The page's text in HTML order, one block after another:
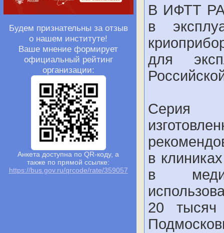
Будем признательны за отзыв
о нашем институте!
Ваше мнение формирует
официальный рейтинг
организации:
Анкета доступна по QR-коду, а
также по прямой ссылке:
https://bus.gov.ru/qrcode/rate/359057
В ИФТТ
в
для
Серия
в
в
20 тысяч